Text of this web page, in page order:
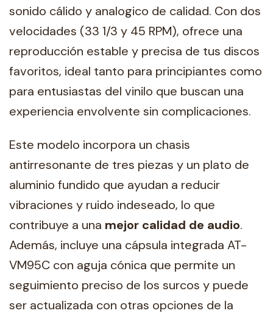
sonido cálido y analogico de calidad. Con dos
velocidades (33 1/3 y 45 RPM), ofrece una
reproducción estable y precisa de tus discos
favoritos, ideal tanto para principiantes como
para entusiastas del vinilo que buscan una
experiencia envolvente sin complicaciones.
Este modelo incorpora un chasis
antirresonante de tres piezas y un plato de
aluminio fundido que ayudan a reducir
vibraciones y ruido indeseado, lo que
contribuye a una mejor calidad de audio.
Además, incluye una cápsula integrada AT-
VM95C con aguja cónica que permite un
seguimiento preciso de los surcos y puede
ser actualizada con otras opciones de la